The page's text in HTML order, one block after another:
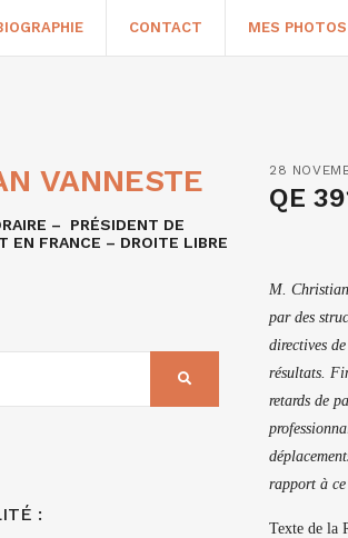
CONTACT MES PHOTOS
28
QE
M.
par des
directives
résultats.
retards de
rapport à ce
Texte de la
VANNESTE
– PRÉSIDENT DE
EN FRANCE – DROITE LIBRE
RECHERCHER
: